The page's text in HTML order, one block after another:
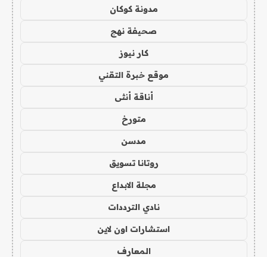
مدونة كوكان
صحيفة نهج
كار نيوز
موقع خبرة التقني
أناقة أنثى
متورخ
مدسن
روتانا تسويق
مجلة الابداع
نادي الترددات
استشارات اون لاين
المعارف